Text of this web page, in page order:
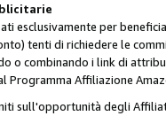
esclusivamente per
tenti di richiedere le
o combinando i link di
Programma Affiliazione
sull'opportunità degli